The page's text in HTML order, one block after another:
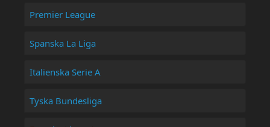
Premier League
Spanska La Liga
Italienska Serie A
Tyska Bundesliga